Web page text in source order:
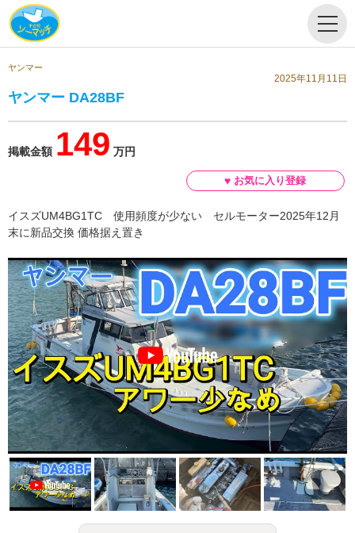
ヤンマー
2025年11月11日
ヤンマー DA28BF
掲載金額 149 万円
イスズUM4BG1TC 使用頻度が少ない セルモーター2025年12月
末に新品交換 価格据え置き